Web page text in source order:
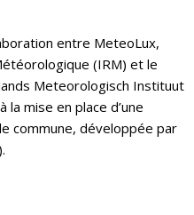
entre MeteoLux,
(IRM) et le
Meteorologisch Instituut
la mise en place d’une
commune, développée par